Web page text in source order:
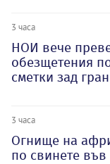
3 часа
НОИ вече
обезщетения
сметки зад
3 часа
Огнище на
по свинете